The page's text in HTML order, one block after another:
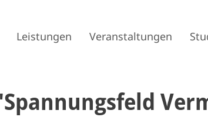
Leistungen Veranstaltungen